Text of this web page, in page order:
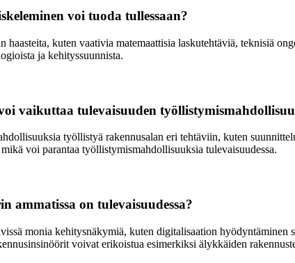
voi tuoda tullessaan?
kuten vaativia matemaattisia laskutehtäviä, teknisiä
ja kehityssuunnista.
vaikuttaa tulevaisuuden
työllistyä rakennusalan eri tehtäviin, kuten
voi parantaa työllistymismahdollisuuksia tulevaisuudessa.
ammatissa on tulevaisuudessa?
monia kehitysnäkymiä, kuten digitalisaation hyödyntäminen
voivat erikoistua esimerkiksi älykkäiden